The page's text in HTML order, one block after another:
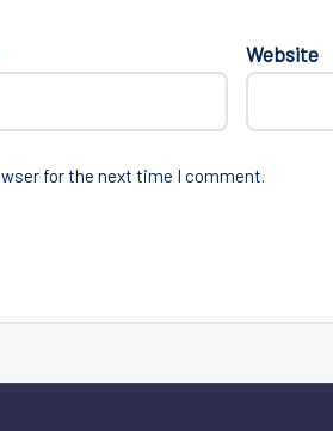
Website
for the next time I comment.